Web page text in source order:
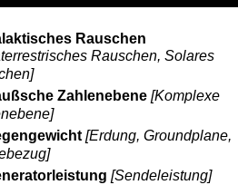
Rauschen
Rauschen, Solares
Zahlenebene[Komplexe
[Erdung, Groundplane,
[Sendeleistung]